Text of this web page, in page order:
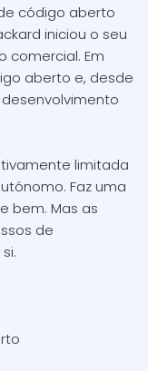
código aberto
iniciou o seu
comercial. Em
aberto e, desde
limitada
Faz uma
bem. Mas as
de